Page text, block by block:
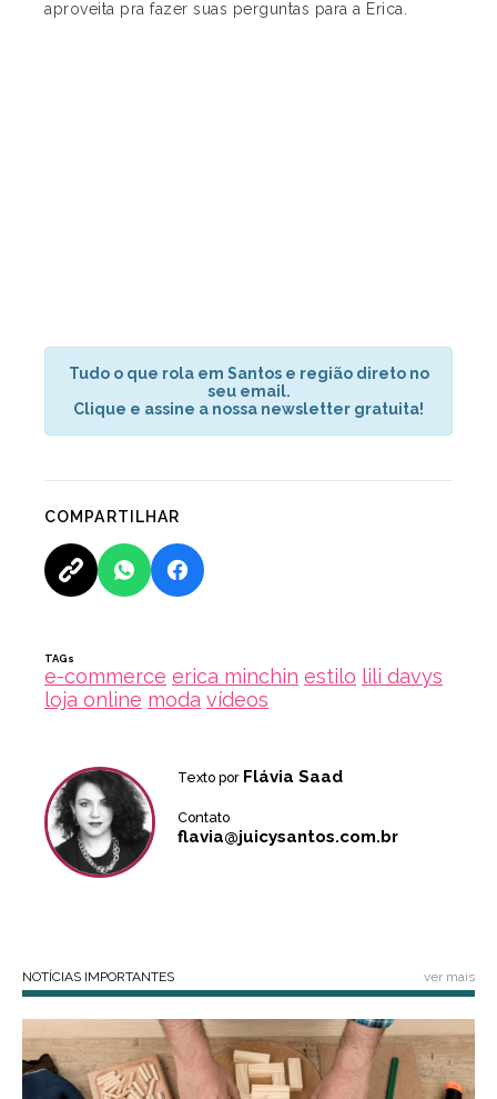
aproveita pra fazer suas perguntas para a Erica.
Tudo o que rola em Santos e região direto no
seu email.
Clique e assine a nossa newsletter gratuita!
COMPARTILHAR
TAGs
e-commerce erica minchin estilo lili davys
loja online moda vídeos
Texto por Flávia Saad
Contato
flavia@juicysantos.com.br
NOTÍCIAS IMPORTANTES ver mais